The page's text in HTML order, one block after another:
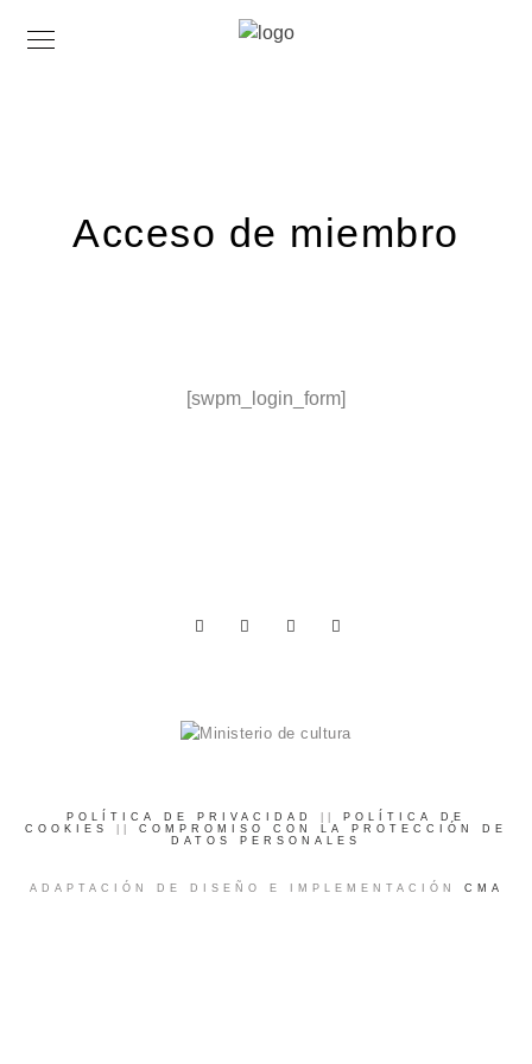
Acceso de miembro
[swpm_login_form]
POLÍTICA DE PRIVACIDAD
POLÍTICA DE
COOKIES
COMPROMISO CON LA PROTECCIÓN DE
DATOS PERSONALES
ADAPTACIÓN DE DISEÑO E IMPLEMENTACIÓN CMA